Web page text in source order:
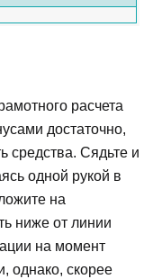
расчета
достаточно,
средства. Сядьте и
одной рукой в
на
ниже от линии
на момент
однако, скорее